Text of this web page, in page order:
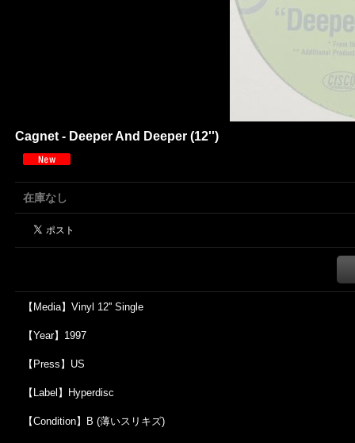
Cagnet - Deeper And Deeper (12'')
在庫なし
【Media】Vinyl 12'' Single
【Year】1997
【Press】US
【Label】Hyperdisc
【Condition】B (薄いスリキズ)